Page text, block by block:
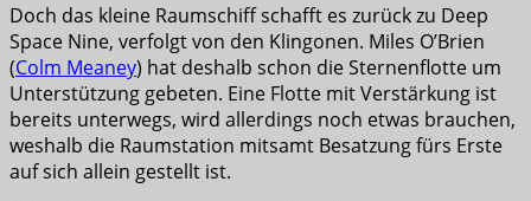
Doch das kleine Raumschiff schafft es zurück zu Deep
Space Nine, verfolgt von den Klingonen. Miles O’Brien
(Colm Meaney) hat deshalb schon die Sternenflotte um
Unterstützung gebeten. Eine Flotte mit Verstärkung ist
bereits unterwegs, wird allerdings noch etwas brauchen,
weshalb die Raumstation mitsamt Besatzung fürs Erste
auf sich allein gestellt ist.